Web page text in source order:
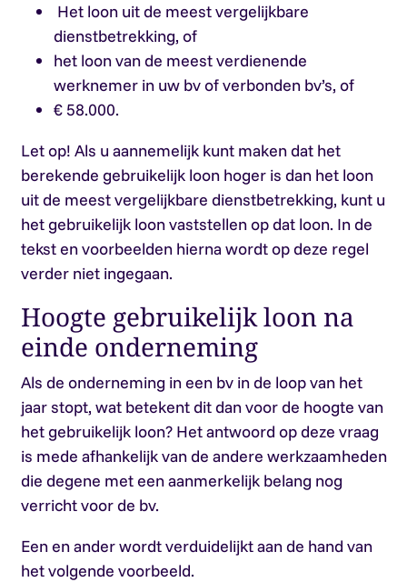
Het loon uit de meest vergelijkbare
dienstbetrekking, of
het loon van de meest verdienende
werknemer in uw bv of verbonden bv’s, of
€ 58.000.
Let op! Als u aannemelijk kunt maken dat het
berekende gebruikelijk loon hoger is dan het loon
uit de meest vergelijkbare dienstbetrekking, kunt u
het gebruikelijk loon vaststellen op dat loon. In de
tekst en voorbeelden hierna wordt op deze regel
verder niet ingegaan.
Hoogte gebruikelijk loon na
einde onderneming
Als de onderneming in een bv in de loop van het
jaar stopt, wat betekent dit dan voor de hoogte van
het gebruikelijk loon? Het antwoord op deze vraag
is mede afhankelijk van de andere werkzaamheden
die degene met een aanmerkelijk belang nog
verricht voor de bv.
Een en ander wordt verduidelijkt aan de hand van
het volgende voorbeeld.